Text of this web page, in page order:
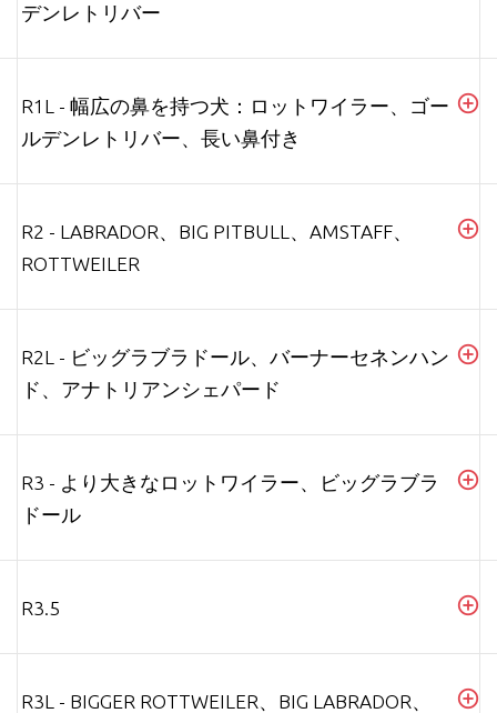
デンレトリバー
R1L - 幅広の鼻を持つ犬：ロットワイラー、ゴー
ルデンレトリバー、長い鼻付き
R2 - LABRADOR、BIG PITBULL、AMSTAFF、
ROTTWEILER
R2L - ビッグラブラドール、バーナーセネンハン
ド、アナトリアンシェパード
R3 - より大きなロットワイラー、ビッグラブラ
ドール
R3.5
R3L - BIGGER ROTTWEILER、BIG LABRADOR、